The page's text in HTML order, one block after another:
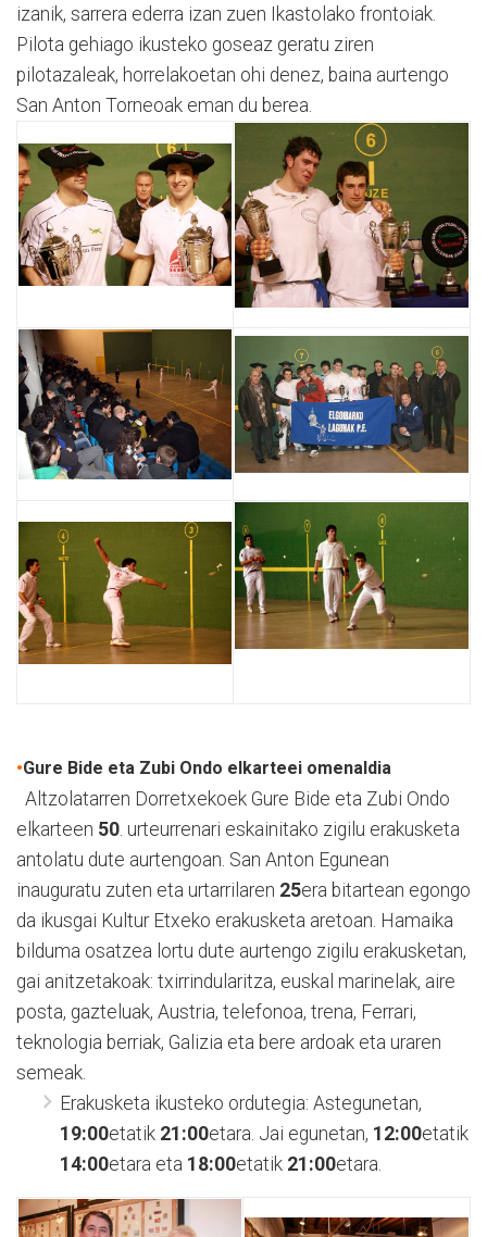
izanik, sarrera ederra izan zuen Ikastolako frontoiak.
Pilota gehiago ikusteko goseaz geratu ziren
pilotazaleak, horrelakoetan ohi denez, baina aurtengo
San Anton Torneoak eman du berea.
•Gure Bide eta Zubi Ondo elkarteei omenaldia
Altzolatarren Dorretxekoek Gure Bide eta Zubi Ondo
elkarteen 50. urteurrenari eskainitako zigilu erakusketa
antolatu dute aurtengoan. San Anton Egunean
inauguratu zuten eta urtarrilaren 25era bitartean egongo
da ikusgai Kultur Etxeko erakusketa aretoan. Hamaika
bilduma osatzea lortu dute aurtengo zigilu erakusketan,
gai anitzetakoak: txirrindularitza, euskal marinelak, aire
posta, gazteluak, Austria, telefonoa, trena, Ferrari,
teknologia berriak, Galizia eta bere ardoak eta uraren
semeak.
Erakusketa ikusteko ordutegia: Astegunetan,
19:00etatik 21:00etara. Jai egunetan, 12:00etatik
14:00etara eta 18:00etatik 21:00etara.